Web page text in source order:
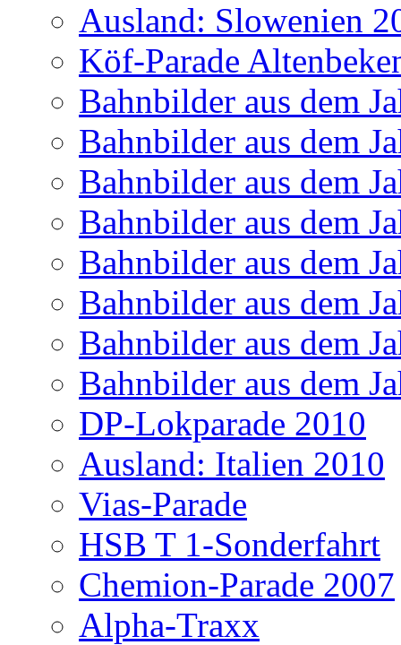
Ausland: Slowenien
Köf-Parade
Bahnbilder aus dem
Bahnbilder aus dem
Bahnbilder aus dem
Bahnbilder aus dem
Bahnbilder aus dem
Bahnbilder aus dem
Bahnbilder aus dem
Bahnbilder aus dem
DP-Lokparade 2010
Ausland: Italien 2010
Vias-Parade
HSB T 1-Sonderfahrt
Chemion-Parade 2007
Alpha-Traxx